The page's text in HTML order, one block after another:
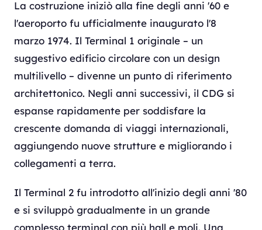
La costruzione iniziò alla fine degli anni '60 e
l'aeroporto fu ufficialmente inaugurato l'8
marzo 1974. Il Terminal 1 originale – un
suggestivo edificio circolare con un design
multilivello – divenne un punto di riferimento
architettonico. Negli anni successivi, il CDG si
espanse rapidamente per soddisfare la
crescente domanda di viaggi internazionali,
aggiungendo nuove strutture e migliorando i
collegamenti a terra.
Il Terminal 2 fu introdotto all'inizio degli anni '80
e si sviluppò gradualmente in un grande
complesso terminal con più hall e moli. Una